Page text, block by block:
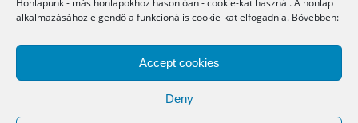
Honlapunk - más honlapokhoz hasonlóan - cookie-kat használ. A honlap
alkalmazásához elgendő a funkcionális cookie-kat elfogadnia. Bővebben:
Accept cookies
Deny